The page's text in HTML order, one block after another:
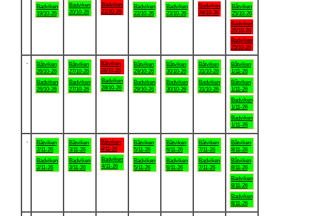
Badviken
19/10-26
Badviken
20/10-26
Badviken
21/10-26
Badviken
22/10-26
Badviken
23/10-26
Badviken
24/10-26
Båtviken
25/10-26
Badviken
25/10-26
Badviken
25/10-26
Båtviken
26/10-26
Badviken
26/10-26
Båtviken
27/10-26
Badviken
27/10-26
Båtviken
28/10-26
Badviken
28/10-26
Båtviken
29/10-26
Badviken
29/10-26
Båtviken
30/10-26
Badviken
30/10-26
Båtviken
31/10-26
Badviken
31/10-26
Båtviken
1/11-26
Båtviken
1/11-26
Badviken
1/11-26
Badviken
1/11-26
Båtviken
2/11-26
Badviken
2/11-26
Båtviken
3/11-26
Badviken
3/11-26
Båtviken
4/11-26
Badviken
4/11-26
Båtviken
5/11-26
Badviken
5/11-26
Båtviken
6/11-26
Badviken
6/11-26
Båtviken
7/11-26
Badviken
7/11-26
Båtviken
8/11-26
Båtviken
8/11-26
Badviken
8/11-26
Badviken
8/11-26